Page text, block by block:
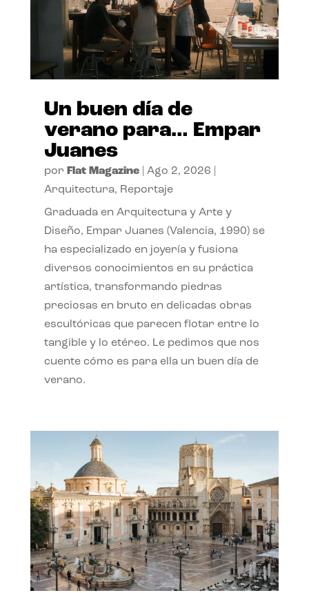
Un buen día de
verano para… Empar
Juanes
por Flat Magazine| Ago 2, 2026
Arquitectura, Reportaje
Graduada en Arquitectura y Arte y
Diseño, Empar Juanes (Valencia, 1990) se
ha especializado en joyería y fusiona
diversos conocimientos en su práctica
artística, transformando piedras
preciosas en bruto en delicadas obras
escultóricas que parecen flotar entre lo
tangible y lo etéreo. Le pedimos que nos
cuente cómo es para ella un buen día de
verano.